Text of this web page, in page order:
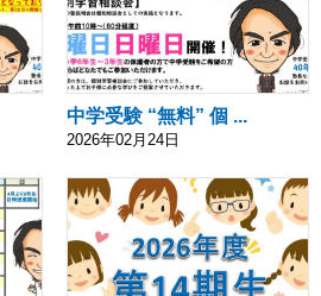
中学受験 “無料” 個 ...
2026年02月24日